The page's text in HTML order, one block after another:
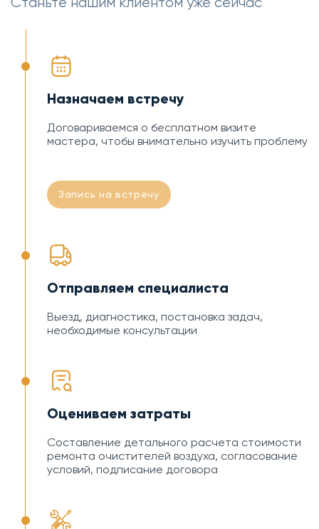
Назначаем встречу
Договариваемся о бесплатном визите
мастера, чтобы внимательно изучить проблему
Запись на встречу
Отправляем специалиста
Выезд, диагностика, постановка задач,
необходимые консультации
Оцениваем затраты
Составление детального расчета стоимости
ремонта очистителей воздуха, согласование
условий, подписание договора